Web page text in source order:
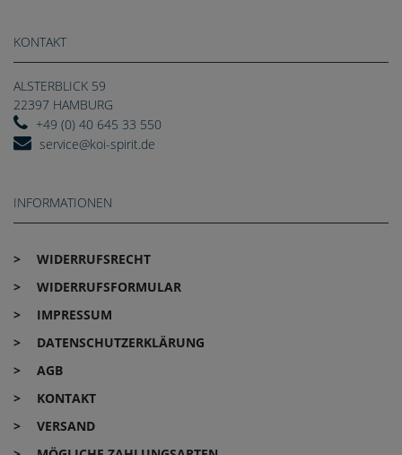
KONTAKT
ALSTERBLICK 59
22397 HAMBURG
+49 (0) 40 645 33 550
service@koi-spirit.de
INFORMATIONEN
WIDERRUFS­RECHT
WIDERRUFS­FORMULAR
IMPRESSUM
DATEN­SCHUTZ­ERKLÄRUNG
AGB
KONTAKT
VERSAND